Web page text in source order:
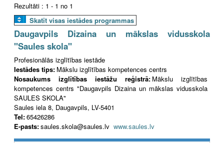
Rezultāti : 1 - 1 no 1
Skatīt visas iestādes programmas
Daugavpils Dizaina un mākslas vidusskola
"Saules skola"
Profesionālās izglītības iestāde
Iestādes tips: Mākslu izglītības kompetences centrs
Nosaukums izglītības iestāžu reģistrā: Mākslu izglītības
kompetences centrs "Daugavpils Dizaina un mākslas vidusskola
SAULES SKOLA"
Saules iela 8, Daugavpils, LV-5401
Tel:65426286
E-pasts:saules.skola@saules.lv www.saules.lv